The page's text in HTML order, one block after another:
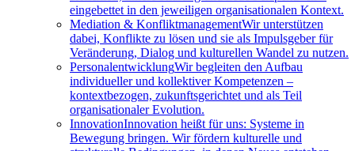
eingebettet in den jeweiligen organisationalen Kontext.
Mediation & KonfliktmanagementWir unterstützen
dabei, Konflikte zu lösen und sie als Impulsgeber für
Veränderung, Dialog und kulturellen Wandel zu nutzen.
PersonalentwicklungWir begleiten den Aufbau
individueller und kollektiver Kompetenzen –
kontextbezogen, zukunftsgerichtet und als Teil
organisationaler Evolution.
InnovationInnovation heißt für uns: Systeme in
Bewegung bringen. Wir fördern kulturelle und